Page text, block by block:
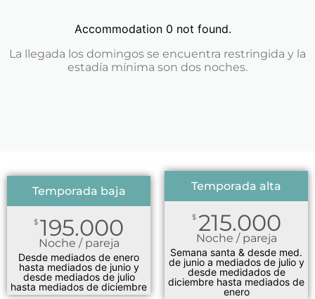
Accommodation 0 not found.
La llegada los domingos se encuentra restringida y la
estadía mínima son dos noches.
Temporada baja
$ 195.000
Noche / pareja
Desde mediados de enero
hasta mediados de junio y
desde mediados de julio
hasta mediados de diciembre
Temporada alta
$ 215.000
Noche / pareja
Semana santa & desde med.
de junio a mediados de julio y
desde medidados de
diciembre hasta mediados de
enero